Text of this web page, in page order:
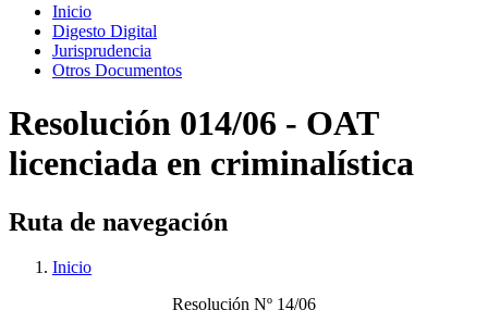
Inicio
Digesto Digital
Jurisprudencia
Otros Documentos
Resolución 014/06 - OAT
licenciada en criminalística
Ruta de navegación
Inicio
Resolución Nº 14/06